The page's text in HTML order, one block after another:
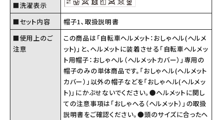
■洗濯表示
■セット内容
帽子1、取扱説明書
■使用上のご
注意
この商品は「自転車ヘルメット：おしゃヘル(ヘルメ
ット)」と、ヘルメットに装着させる「自転車ヘルメッ
ト用帽子：おしゃヘル（ヘルメットカバー）」専用の
帽子のみの単体商品です。「おしゃヘル(ヘルメット
カバー）」以外の帽子などを「おしゃヘル(ヘルメッ
ト)」にかぶせないでください。●ヘルメットに関し
ての注意事項は「おしゃへる（ヘルメット）」の取扱
説明書をご確認ください。●頭のサイズに合ったヘ